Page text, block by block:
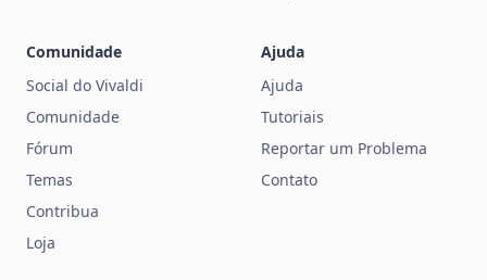
Comunidade
Social do Vivaldi
Comunidade
Fórum
Temas
Contribua
Loja
Ajuda
Ajuda
Tutoriais
Reportar um Problema
Contato